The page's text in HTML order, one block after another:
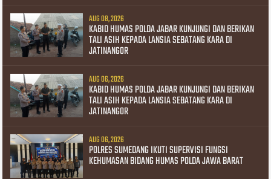
AUG 08, 2026
KABID HUMAS POLDA JABAR KUNJUNGI DAN BERIKAN
TALI ASIH KEPADA LANSIA SEBATANG KARA DI
JATINANGOR
AUG 06, 2026
KABID HUMAS POLDA JABAR KUNJUNGI DAN BERIKAN
TALI ASIH KEPADA LANSIA SEBATANG KARA DI
JATINANGOR
AUG 06, 2026
POLRES SUMEDANG IKUTI SUPERVISI FUNGSI
KEHUMASAN BIDANG HUMAS POLDA JAWA BARAT